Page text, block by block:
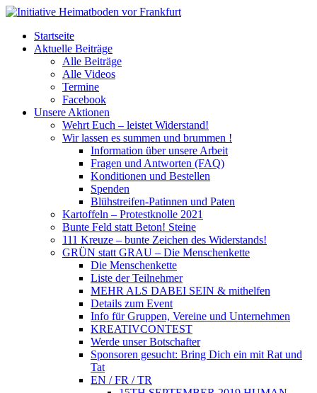
Startseite
Aktuelle Beiträge
Alle Beiträge
Alle Videos
Termine
Facebook
Unsere Aktionen
Wehrt Euch – leistet Widerstand!
Wir lassen es summen und brummen !
Information über unsere Arbeit
Fragen und Antworten (FAQ)
Konditionen und Bestellen
Spenden
Blühstreifen-Patinnen und Paten
Kartoffeln – Protestknolle 2021
Bunte Feld statt Beton! Steine
111 Kreuze – bunte Zeichen des Widerstands!
GRÜN statt GRAU – Die Menschenkette
Die Menschenkette
Liste der Teilnehmer
MEHR ALS DABEI SEIN & mithelfen
Details zum Event
Info für Gruppen, Vereine und Unternehmen
KREATIVCONTEST
Werde unser Botschafter
Sponsoren gesucht: Bring Dich ein mit Rat und
Tat
EN / FR / TR